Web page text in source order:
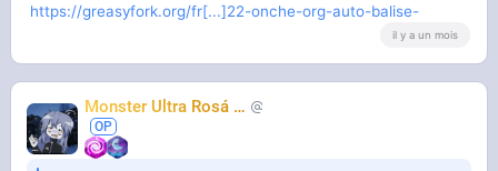
https://greasyfork.org/fr[...]22-onche-org-auto-balise-
il y a un mois
Monster Ultra Rosá
❤️